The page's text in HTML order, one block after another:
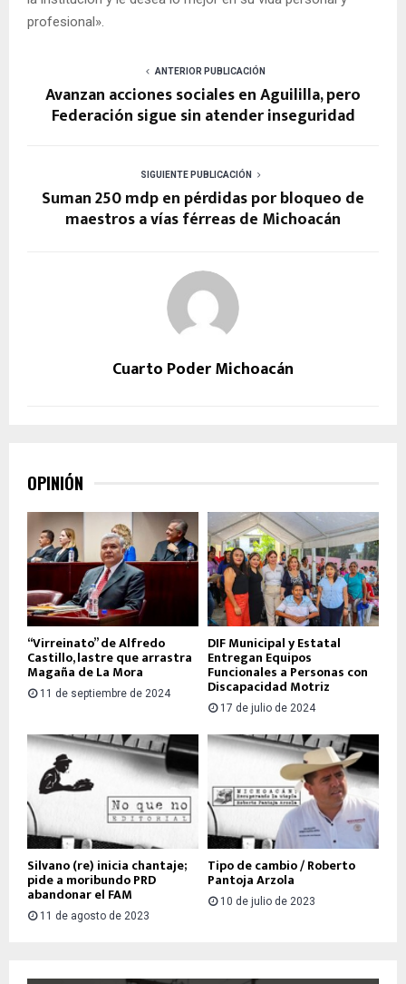
profesional».
ANTERIOR PUBLICACIÓN
Avanzan acciones sociales en Aguililla, pero
Federación sigue sin atender inseguridad
SIGUIENTE PUBLICACIÓN
Suman 250 mdp en pérdidas por bloqueo de
maestros a vías férreas de Michoacán
Cuarto Poder Michoacán
OPINIÓN
“Virreinato” de Alfredo
Castillo, lastre que arrastra
Magaña de La Mora
11 de septiembre de 2024
DIF Municipal y Estatal
Entregan Equipos
Funcionales a Personas con
Discapacidad Motriz
17 de julio de 2024
Silvano (re) inicia chantaje;
pide a moribundo PRD
abandonar el FAM
11 de agosto de 2023
Tipo de cambio / Roberto
Pantoja Arzola
10 de julio de 2023